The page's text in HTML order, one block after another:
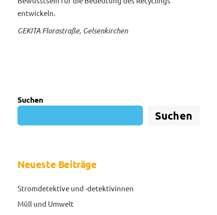
entwickeln.
GEKITA Florastraße, Gelsenkirchen
Suchen
Suchen
Neueste Beiträge
Stromdetektive und -detektivinnen
Müll und Umwelt